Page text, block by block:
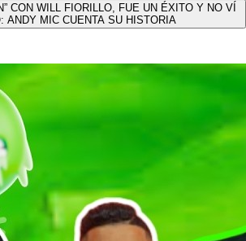
CON WILL FIORILLO, FUE UN ÉXITO Y NO VÍ
ANDY MIC CUENTA SU HISTORIA